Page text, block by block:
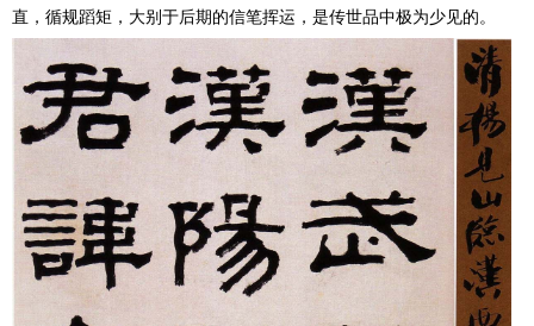
直，循规蹈矩，大别于后期的信笔挥运，是传世品中极为少见的。